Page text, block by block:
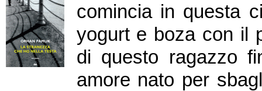
comincia in questa
yogurt e boza con il
di questo ragazzo
amore nato per